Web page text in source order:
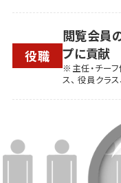
役職
閲覧会員
プに貢献
※主任・チーフ
ス、 役員クラ